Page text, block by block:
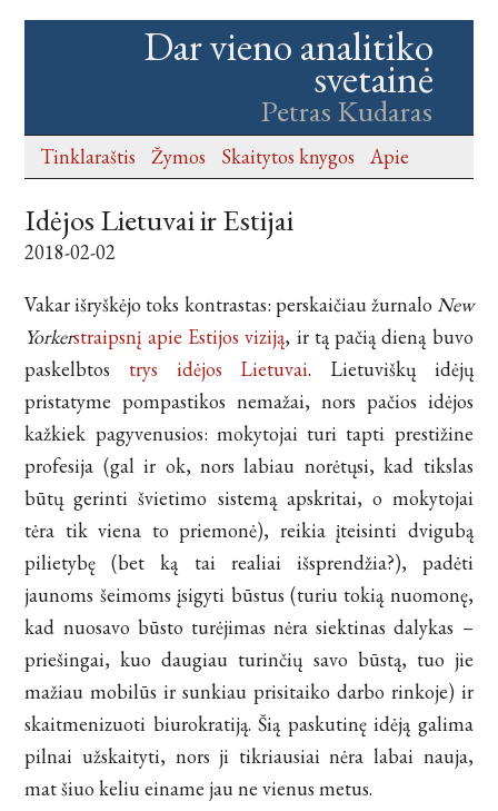
Dar vieno analitiko
svetainė
Petras Kudaras
Tinklaraštis Žymos Skaitytos knygos Apie
Idėjos Lietuvai ir Estijai
2018-02-02
Vakar išryškėjo toks kontrastas: perskaičiau žurnalo New
Yorkerstraipsnį apie Estijos viziją, ir tą pačią dieną buvo
paskelbtostrys idėjos Lietuvai. Lietuviškų idėjų
pristatyme pompastikos nemažai, nors pačios idėjos
kažkiek pagyvenusios: mokytojai turi tapti prestižine
profesija (gal ir ok, nors labiau norėtųsi, kad tikslas
būtų gerinti švietimo sistemą apskritai, o mokytojai
tėra tik viena to priemonė), reikia įteisinti dvigubą
pilietybę (bet ką tai realiai išsprendžia?), padėti
jaunoms šeimoms įsigyti būstus (turiu tokią nuomonę,
kad nuosavo būsto turėjimas nėra siektinas dalykas –
priešingai, kuo daugiau turinčių savo būstą, tuo jie
mažiau mobilūs ir sunkiau prisitaiko darbo rinkoje) ir
skaitmenizuoti biurokratiją. Šią paskutinę idėją galima
pilnai užskaityti, nors ji tikriausiai nėra labai nauja,
mat šiuo keliu einame jau ne vienus metus.